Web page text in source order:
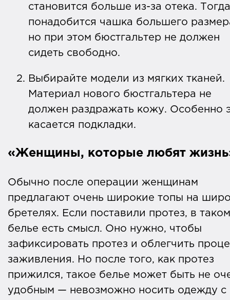
становится больше из-за отека. Тогда
понадобится чашка большего
но при этом бюстгальтер не должен
сидеть свободно.
Выбирайте модели из мягких тканей.
Материал нового бюстгальтера не
должен раздражать кожу. Особенно
касается подкладки.
«Женщины, которые любят
Обычно после операции женщинам
предлагают очень широкие топы на
бретелях. Если поставили протез, в таком
белье есть смысл. Оно нужно, чтобы
зафиксировать протез и облегчить
заживления. Но после того, как протез
прижился, такое белье может быть не
удобным — невозможно носить одежду с